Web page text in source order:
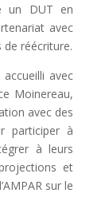
un DUT en
avec
de réécriture.
avec
Moinereau,
avec des
participer à
à leurs
et
sur le